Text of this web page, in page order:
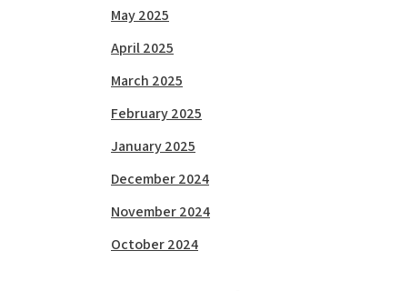
May 2025
April 2025
March 2025
February 2025
January 2025
December 2024
November 2024
October 2024